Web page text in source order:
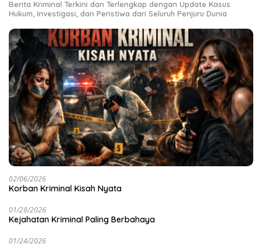
Berita Kriminal Terkini dan Terlengkap dengan Update Kasus
Hukum, Investigasi, dan Peristiwa dari Seluruh Penjuru Dunia
02/06/2026
Korban Kriminal Kisah Nyata
01/28/2026
Kejahatan Kriminal Paling Berbahaya
01/24/2026